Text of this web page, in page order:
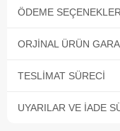
ÖDEME
ORJINAL ÜRÜN
TESLIMAT SÜRECI
UYARILAR VE İADE